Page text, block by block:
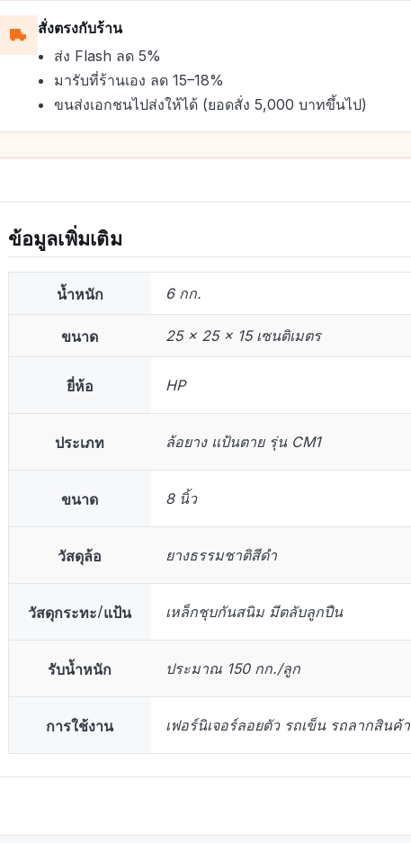
สั่งตรงกับร้าน
ส่ง Flash ลด 5%
มารับที่ร้านเอง ลด 15–18%
ขนส่งเอกชนไปส่งให้ได้ (ยอดสั่ง 5,000 บาทขึ้นไป)
ข้อมูลเพิ่มเติม
น้ำหนัก 6 กก.
ขนาด 25 × 25 × 15 เซนติเมตร
ยี่ห้อ HP
ประเภท ล้อยาง แป้นตาย รุ่น CM1
ขนาด 8 นิ้ว
วัสดุล้อ ยางธรรมชาติสีดำ
วัสดุกระทะ/แป้น เหล็กชุบกันสนิม มีตลับลูกปืน
รับน้ำหนัก ประมาณ 150 กก./ลูก
การใช้งาน เฟอร์นิเจอร์ลอยตัว รถเข็น รถลากสินค้า